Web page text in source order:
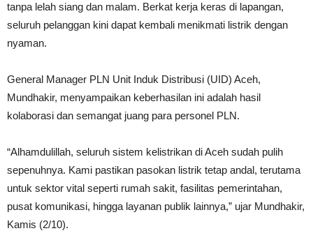
tanpa lelah siang dan malam. Berkat kerja keras di lapangan,
seluruh pelanggan kini dapat kembali menikmati listrik dengan
nyaman.
General Manager PLN Unit Induk Distribusi (UID) Aceh,
Mundhakir, menyampaikan keberhasilan ini adalah hasil
kolaborasi dan semangat juang para personel PLN.
“Alhamdulillah, seluruh sistem kelistrikan di Aceh sudah pulih
sepenuhnya. Kami pastikan pasokan listrik tetap andal, terutama
untuk sektor vital seperti rumah sakit, fasilitas pemerintahan,
pusat komunikasi, hingga layanan publik lainnya,” ujar Mundhakir,
Kamis (2/10).